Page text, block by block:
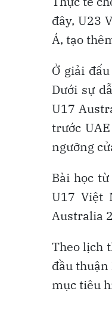
đây, U23
Á, tạo
Ở giải
Dưới sự
U17
trước
ngưỡng
Bài học
U17 Việt
Australia
Theo lịch
đầu
mục tiêu